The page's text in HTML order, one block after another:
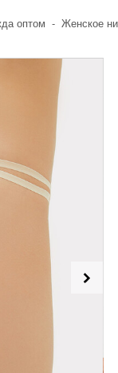
оптом - Женское